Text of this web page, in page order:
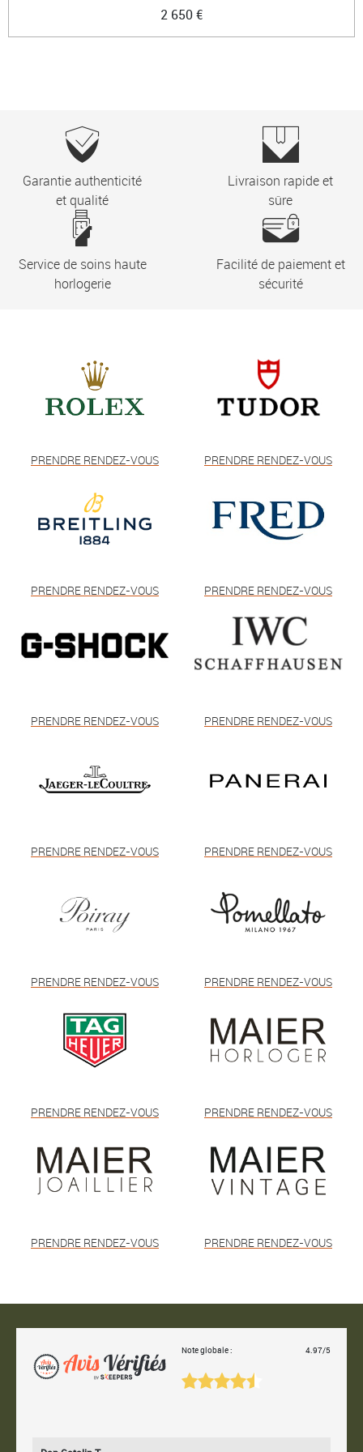
2 650 €
Garantie authenticité
et qualité
Livraison rapide et
sûre
Service de soins haute
horlogerie
Facilité de paiement et
sécurité
PRENDRE RENDEZ-VOUS PRENDRE RENDEZ-VOUS
PRENDRE RENDEZ-VOUS PRENDRE RENDEZ-VOUS
PRENDRE RENDEZ-VOUS PRENDRE RENDEZ-VOUS
PRENDRE RENDEZ-VOUS PRENDRE RENDEZ-VOUS
PRENDRE RENDEZ-VOUS PRENDRE RENDEZ-VOUS
PRENDRE RENDEZ-VOUS PRENDRE RENDEZ-VOUS
PRENDRE RENDEZ-VOUS PRENDRE RENDEZ-VOUS
Note globale : 4.97/5